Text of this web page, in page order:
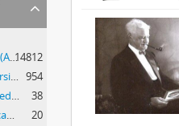
Arquivo Central e Histórico da UFV (ACH-UFV)14812
Associação dos Ex-Alunos da Universidade Federal de Viçosa (AEA) 954
Museu Histórico da Universidade Federal de Viçosa
38
Pró-Reitoria de Planejamento e Orçamento
20